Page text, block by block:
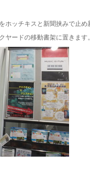
ホッチキスと新聞挟みで止
ヤードの移動書架に置きます